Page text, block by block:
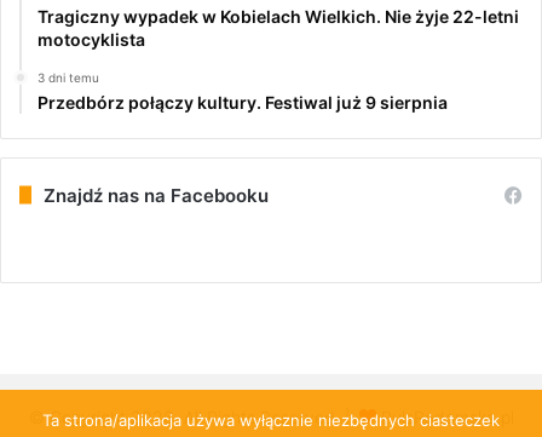
Tragiczny wypadek w Kobielach Wielkich. Nie żyje 22-letni
motocyklista
3 dni temu
Przedbórz połączy kultury. Festiwal już 9 sierpnia
Znajdź nas na Facebooku
© Copyright 2026, All Rights Reserved | PulsRadomska.pl
Ta strona/aplikacja używa wyłącznie niezbędnych ciasteczek